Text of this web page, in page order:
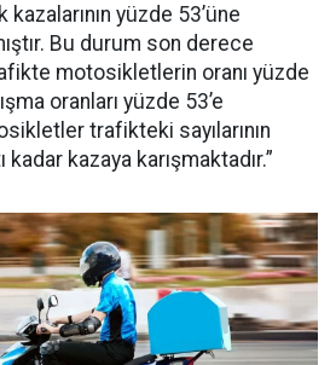
yüzde 53’üne
Bu durum son derece
motosikletlerin oranı yüzde
oranları yüzde 53’e
trafikteki sayılarının
kazaya karışmaktadır.”